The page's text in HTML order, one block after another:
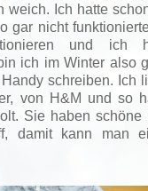
weich. Ich hatte
gar nicht
und ich
ich im Winter also
schreiben. Ich
von H&M und so
Sie haben schöne
damit kann man